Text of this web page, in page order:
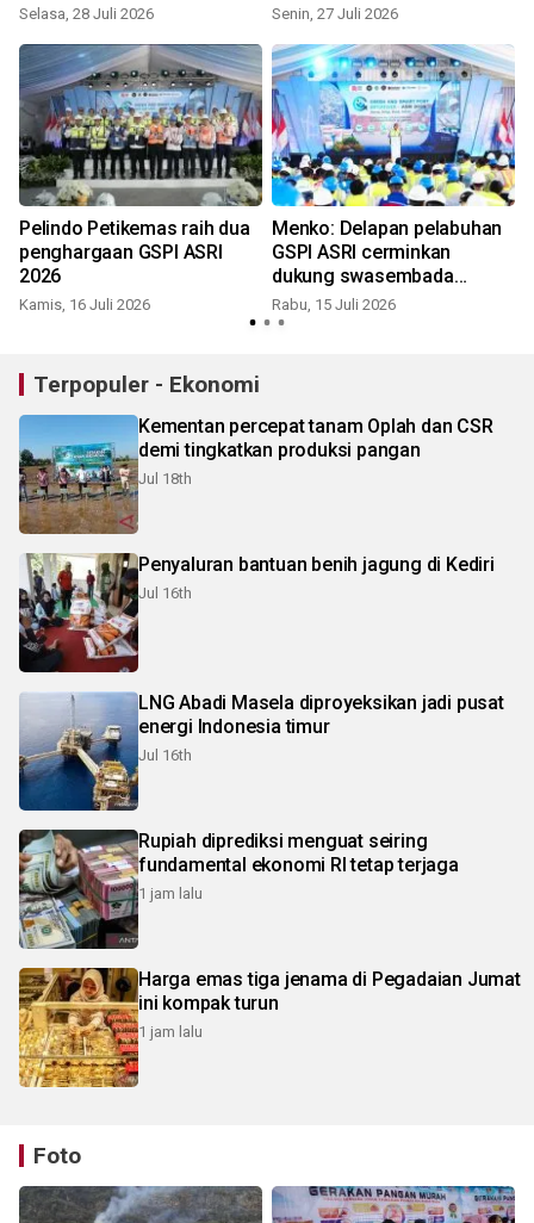
Selasa, 28 Juli 2026 Senin, 27 Juli 2026
Pelindo Petikemas raih dua
penghargaan GSPI ASRI
2026
Kamis, 16 Juli 2026
Menko: Delapan pelabuhan
GSPI ASRI cerminkan
dukung swasembada
pangan
Rabu, 15 Juli 2026
Terpopuler - Ekonomi
Kementan percepat tanam Oplah dan CSR
demi tingkatkan produksi pangan
Jul 18th
Penyaluran bantuan benih jagung di Kediri
Jul 16th
LNG Abadi Masela diproyeksikan jadi pusat
energi Indonesia timur
Jul 16th
Rupiah diprediksi menguat seiring
fundamental ekonomi RI tetap terjaga
1 jam lalu
Harga emas tiga jenama di Pegadaian Jumat
ini kompak turun
1 jam lalu
Foto